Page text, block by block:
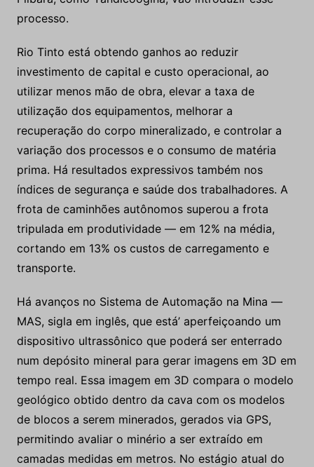
processo.
Rio Tinto está obtendo ganhos ao reduzir
investimento de capital e custo operacional, ao
utilizar menos mão de obra, elevar a taxa de
utilização dos equipamentos, melhorar a
recuperação do corpo mineralizado, e controlar a
variação dos processos e o consumo de matéria
prima. Há resultados expressivos também nos
índices de segurança e saúde dos trabalhadores. A
frota de caminhões autônomos superou a frota
tripulada em produtividade — em 12% na média,
cortando em 13% os custos de carregamento e
transporte.
Há avanços no Sistema de Automação na Mina —
MAS, sigla em inglês, que está’ aperfeiçoando um
dispositivo ultrassônico que poderá ser enterrado
num depósito mineral para gerar imagens em 3D em
tempo real. Essa imagem em 3D compara o modelo
geológico obtido dentro da cava com os modelos
de blocos a serem minerados, gerados via GPS,
permitindo avaliar o minério a ser extraído em
camadas medidas em metros. No estágio atual do